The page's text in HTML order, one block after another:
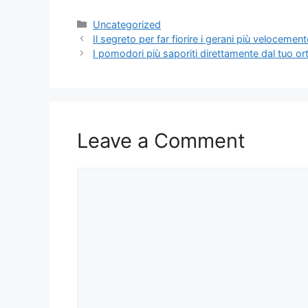
Categories
Uncategorized
Il segreto per far fiorire i gerani più
I pomodori più saporiti direttamente dal tuo
Leave a Comment